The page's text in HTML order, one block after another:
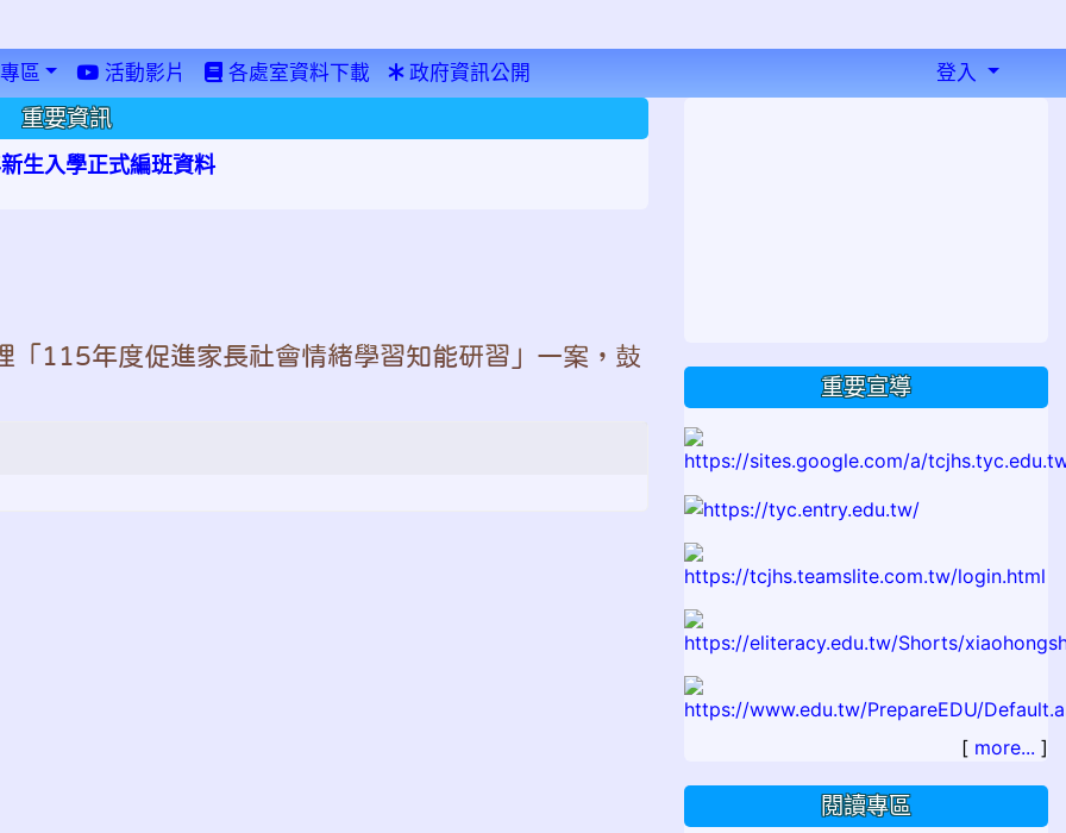
區 活動影片 各處室資料下載 政府資訊公開 登入
重要資訊
生入學正式編班資料
「115年度促進家長社會情緒學習知能研習」一案，鼓
重要宣導
[ more... ]
閱讀專區